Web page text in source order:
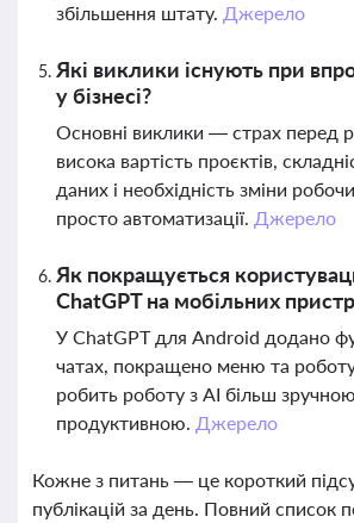
збільшення штату. Джерело
Які виклики існують при
у бізнесі?
Основні виклики — страх перед
висока вартість проєктів,
даних і необхідність зміни
просто автоматизації. Джерело
Як покращується
ChatGPT на мобільних
У ChatGPT для Android додано
чатах, покращено меню та
робить роботу з AI більш зручною
продуктивною. Джерело
Кожне з питань — це короткий
публікацій за день. Повний список